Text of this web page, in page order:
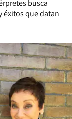
busca
éxitos que datan